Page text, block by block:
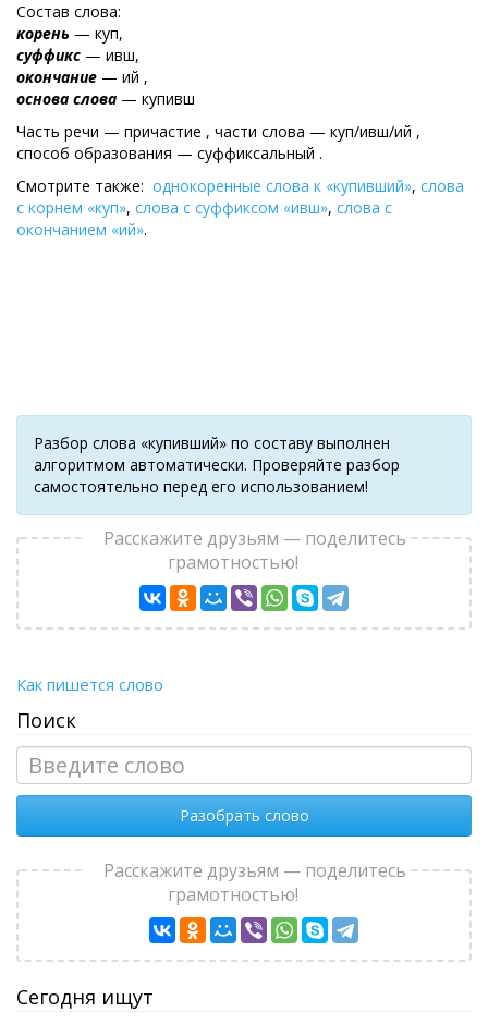
Состав слова:
корень — куп,
суффикс — ивш,
окончание — ий ,
основа слова — купивш
Часть речи — причастие , части слова — куп/ивш/ий ,
cпособ образования — суффиксальный .
Смотрите также: однокоренные слова к «купивший», слова
с корнем «куп», слова с суффиксом «ивш», слова с
окончанием «ий».
Разбор слова «купивший» по составу выполнен
алгоритмом автоматически. Проверяйте разбор
самостоятельно перед его использованием!
Расскажите друзьям — поделитесь
грамотностью!
Как пишется слово
Поиск
Разобрать слово
Расскажите друзьям — поделитесь
грамотностью!
Сегодня ищут